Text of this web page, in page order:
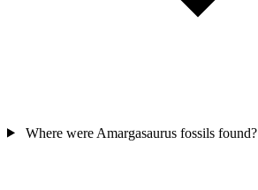
Where were Amargasaurus fossils found?